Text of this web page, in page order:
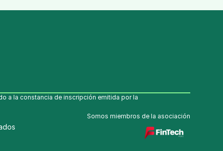
Somos miembros de la asociación
a la constancia de inscripción emitida por la